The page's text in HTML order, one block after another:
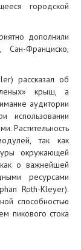
городской
дополнили
Франциско,
рассказал об
крыш, а
аудитории
использовании
Растительность
так как
окружающей
о важнейшей
ресурсами
Roth-Kleyer).
способностью
пикового стока